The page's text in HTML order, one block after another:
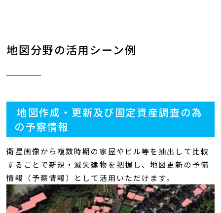
地図分野の活用シーン例
地図作成・更新及び固定資産調査の為
の予察情報
衛星画像から複数時期の家屋やビル等を抽出して比較
することで新規・滅失建物を把握し、地図更新の予備
情報（予察情報）として活用いただけます。